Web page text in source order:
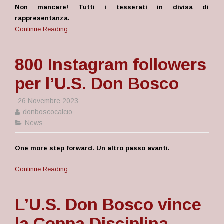
Non mancare! Tutti i tesserati in divisa di
rappresentanza.
Continue Reading
800 Instagram followers
per l’U.S. Don Bosco
26 Novembre 2023
donboscocalcio
News
One more step forward. Un altro passo avanti.
Continue Reading
L’U.S. Don Bosco vince